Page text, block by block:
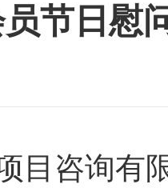
节日慰
目咨询有